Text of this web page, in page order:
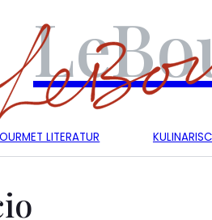
LITERATUR